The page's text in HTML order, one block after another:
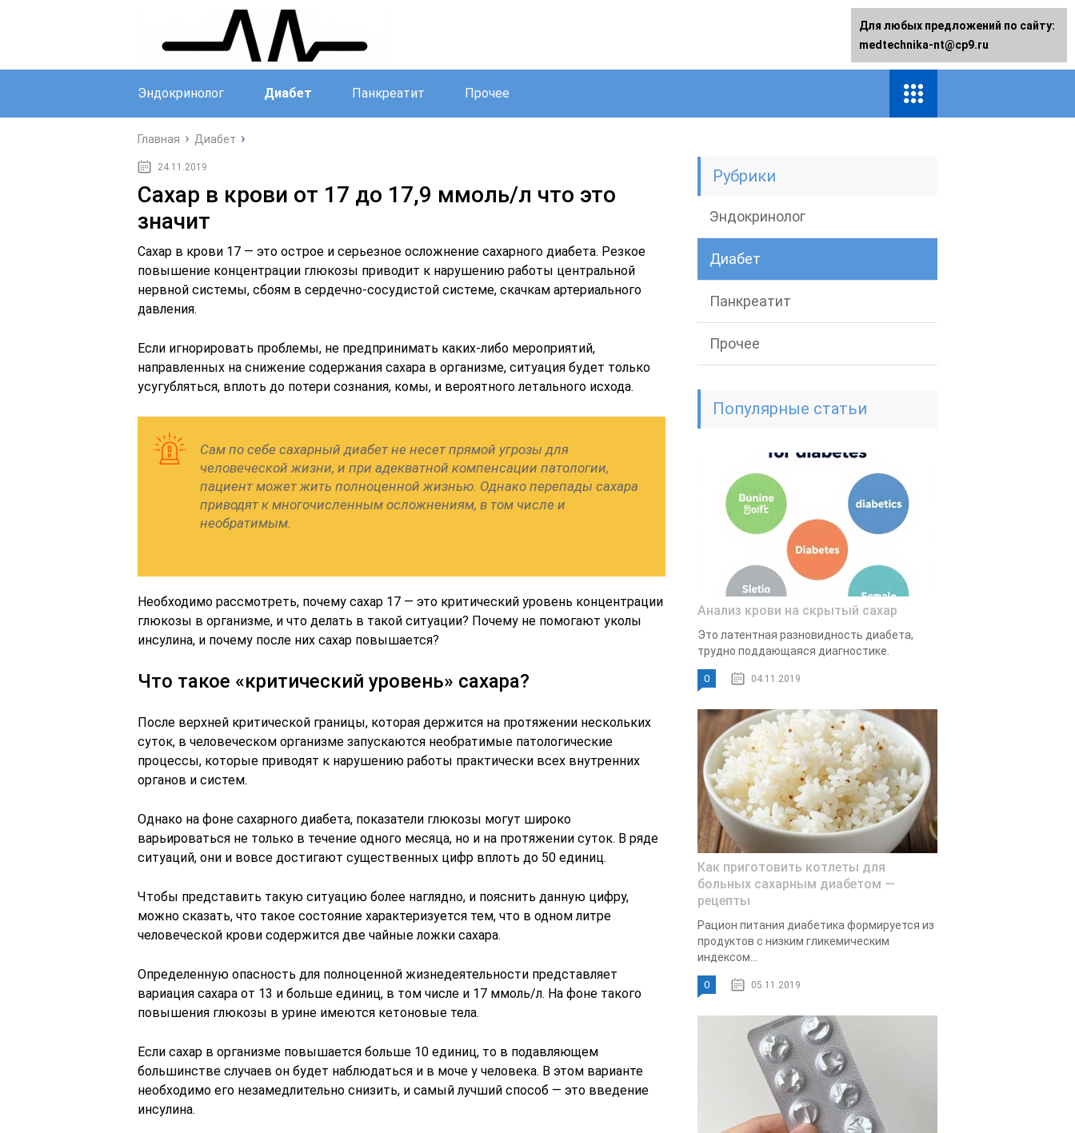
Эндокринолог Диабет Панкреатит Прочее
Главная Диабет
24.11.2019
Сахар в крови от 17 до 17,9 ммоль/л что это
значит
Сахар в крови 17 — это острое и серьезное осложнение сахарного диабета. Резкое
повышение концентрации глюкозы приводит к нарушению работы центральной
нервной системы, сбоям в сердечно-сосудистой системе, скачкам артериального
давления.
Если игнорировать проблемы, не предпринимать каких-либо мероприятий,
направленных на снижение содержания сахара в организме, ситуация будет только
усугубляться, вплоть до потери сознания, комы, и вероятного летального исхода.
Сам по себе сахарный диабет не несет прямой угрозы для
человеческой жизни, и при адекватной компенсации патологии,
пациент может жить полноценной жизнью. Однако перепады сахара
приводят к многочисленным осложнениям, в том числе и
необратимым.
Необходимо рассмотреть, почему сахар 17 — это критический уровень концентрации
глюкозы в организме, и что делать в такой ситуации? Почему не помогают уколы
инсулина, и почему после них сахар повышается?
Что такое «критический уровень» сахара?
После верхней критической границы, которая держится на протяжении нескольких
суток, в человеческом организме запускаются необратимые патологические
процессы, которые приводят к нарушению работы практически всех внутренних
органов и систем.
Однако на фоне сахарного диабета, показатели глюкозы могут широко
варьироваться не только в течение одного месяца, но и на протяжении суток. В ряде
ситуаций, они и вовсе достигают существенных цифр вплоть до 50 единиц.
Чтобы представить такую ситуацию более наглядно, и пояснить данную цифру,
можно сказать, что такое состояние характеризуется тем, что в одном литре
человеческой крови содержится две чайные ложки сахара.
Определенную опасность для полноценной жизнедеятельности представляет
вариация сахара от 13 и больше единиц, в том числе и 17 ммоль/л. На фоне такого
повышения глюкозы в урине имеются кетоновые тела.
Если сахар в организме повышается больше 10 единиц, то в подавляющем
большинстве случаев он будет наблюдаться и в моче у человека. В этом варианте
необходимо его незамедлительно снизить, и самый лучший способ — это введение
инсулина.
Рубрики
Эндокринолог
Диабет
Панкреатит
Прочее
Популярные статьи
Анализ крови на скрытый сахар
Это латентная разновидность диабета,
трудно поддающаяся диагностике.
0 04.11.2019
Как приготовить котлеты для
больных сахарным диабетом —
рецепты
Рацион питания диабетика формируется из
продуктов с низким гликемическим
индексом...
0 05.11.2019
Для любых предложений по сайту:
medtechnika-nt@cp9.ru